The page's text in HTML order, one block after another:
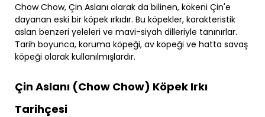
Chow Chow, Çin Aslanı olarak da bilinen, kökeni Çin'e
dayanan eski bir köpek ırkıdır. Bu köpekler, karakteristik
aslan benzeri yeleleri ve mavi-siyah dilleriyle tanınırlar.
Tarih boyunca, koruma köpeği, av köpeği ve hatta savaş
köpeği olarak kullanılmışlardır.
Çin Aslanı (Chow Chow) Köpek Irkı
Tarihçesi